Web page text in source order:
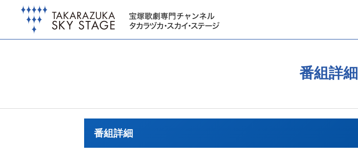
番組詳細
番組詳細